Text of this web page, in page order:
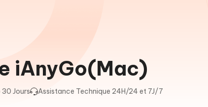
iAnyGo(Mac)
Jours Assistance Technique 24H/24 et 7J/7